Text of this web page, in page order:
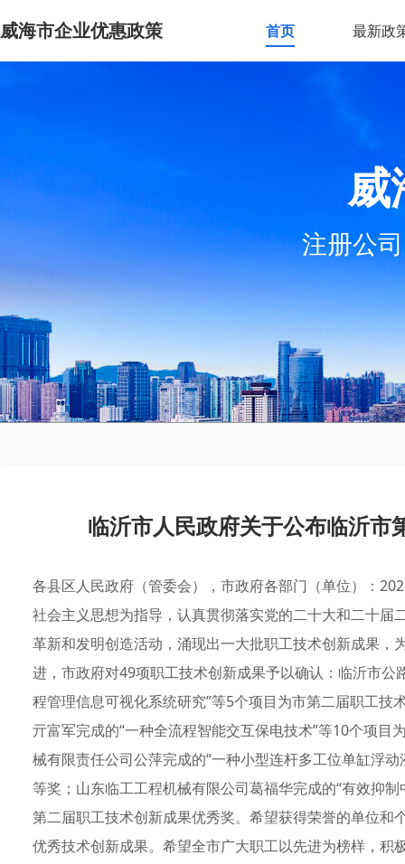
威海市企业优惠政策 首页 最新政
威
注册公
临沂市人民政府关于公布临沂市
各县区人民政府（管委会），市政府各部门（单位）：
社会主义思想为指导，认真贯彻落实党的二十大和二十
革新和发明创造活动，涌现出一大批职工技术创新成果
进，市政府对49项职工技术创新成果予以确认：临沂市
程管理信息可视化系统研究”等5个项目为市第二届职工
亓富军完成的“一种全流程智能交互保电技术”等10个项
械有限责任公司公萍完成的“一种小型连杆多工位单缸浮
等奖；山东临工工程机械有限公司葛福华完成的“有效抑
第二届职工技术创新成果优秀奖。希望获得荣誉的单位
优秀技术创新成果。希望全市广大职工以先进为榜样，